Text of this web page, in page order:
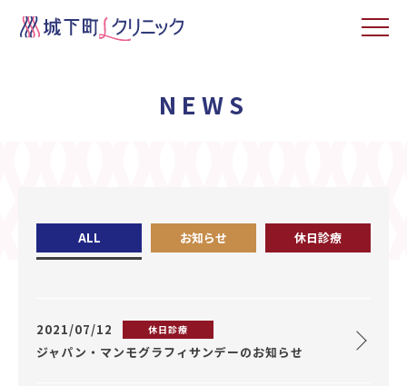
NEWS
ALL お知らせ 休日診療
2021/07/12 休日診療
ジャパン・マンモグラフィサンデーのお知らせ